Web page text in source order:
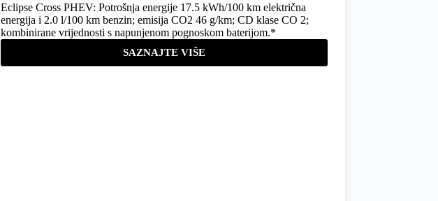
Eclipse Cross PHEV: Potrošnja energije 17.5 kWh/100 km električna
energija i 2.0 l/100 km benzin; emisija CO2 46 g/km; CD klase CO 2;
kombinirane vrijednosti s napunjenom pognoskom baterijom.*
SAZNAJTE VIŠE